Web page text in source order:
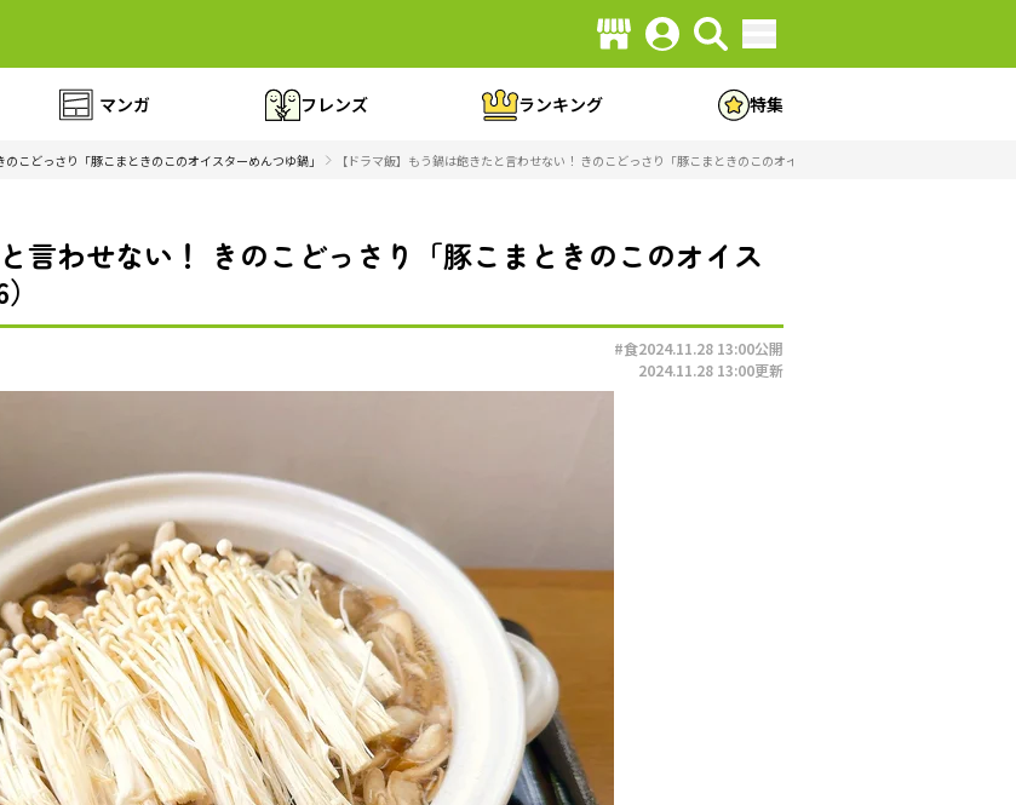
マンガ フレンズ ランキング 特集
こどっさり「豚こまときのこのオイスターめんつゆ鍋」 【ドラマ飯】もう鍋は飽きたと言わせない！ きのこどっさり「豚こまときのこのオイスターめんつゆ鍋」（画像10/16）
言わせない！ きのこどっさり「豚こまときのこのオイス
#食2024.11.28 13:00公開
2024.11.28 13:00更新